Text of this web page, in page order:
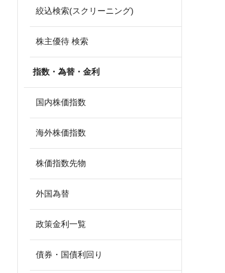
絞込検索(スクリーニング)
株主優待 検索
指数・為替・金利
国内株価指数
海外株価指数
株価指数先物
外国為替
政策金利一覧
債券・国債利回り